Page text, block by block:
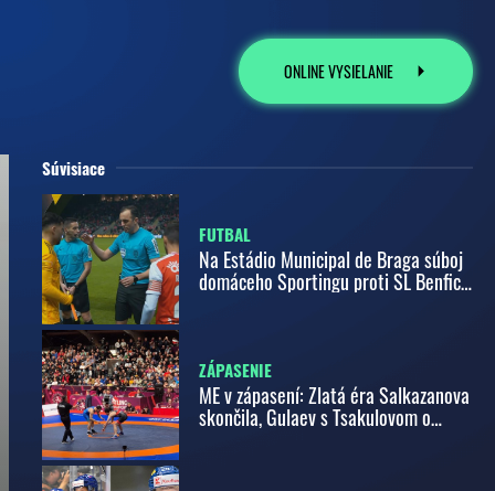
ONLINE VYSIELANIE
Súvisiace
FUTBAL
Na Estádio Municipal de Braga súboj
domáceho Sportingu proti SL Benfica
ZÁPASENIE
ME v zápasení: Zlatá éra Salkazanova
skončila, Gulaev s Tsakulovom o